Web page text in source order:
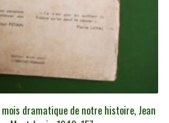
dramatique de notre histoire, Jean